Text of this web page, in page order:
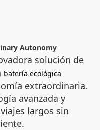
Autonomy
solución de
batería ecológica
extraordinaria.
avanzada y
largos sin